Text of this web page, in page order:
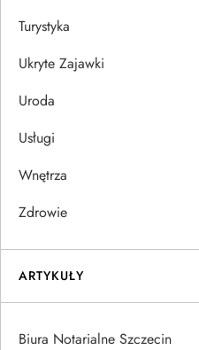
Turystyka
Ukryte Zajawki
Uroda
Usługi
Wnętrza
Zdrowie
ARTYKUŁY
Biura Notarialne Szczecin